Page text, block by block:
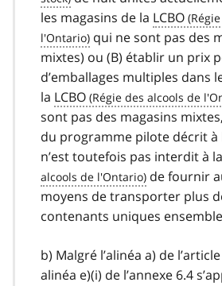
les magasins de la LCBO
qui ne sont pas des
mixtes) ou (B) établir un prix
d’emballages multiples dans
la LCBO
sont pas des magasins
du programme pilote décrit à
n’est toutefois pas interdit à la
de fournir
moyens de transporter plus
contenants uniques
b) Malgré l’alinéa a) de
alinéa e)(i) de l’annexe 6.4